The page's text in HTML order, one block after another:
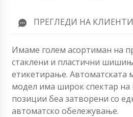
ПРЕГЛЕДИ НА КЛИЕНТИ
Имаме голем асортиман на
стаклени и пластични
етикетирање. Автоматската
модел има широк спектар на
позиции беа затворени со
автоматско обележување.